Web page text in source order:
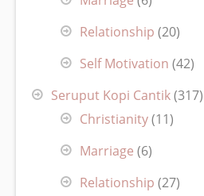
Relationship (20)
Self Motivation (42)
Seruput Kopi Cantik(317)
Christianity(11)
Marriage (6)
Relationship (27)